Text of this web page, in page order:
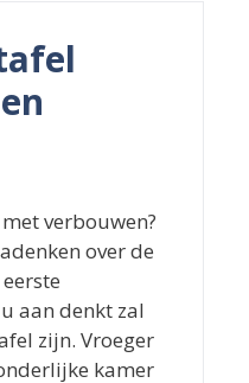
verbouwen?
over de
aan denkt zal
zijn. Vroeger
kamer